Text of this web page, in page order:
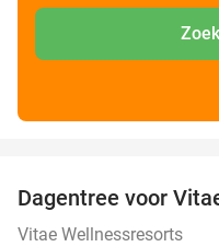
Dagentree voor
Vitae Wellnessresorts